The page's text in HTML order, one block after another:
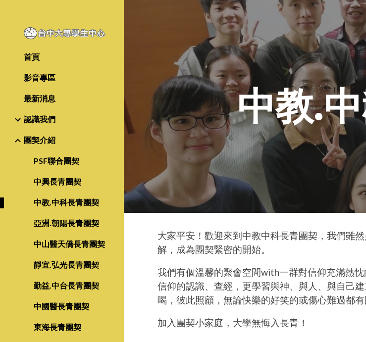
Skip to main content
首頁
影音專區
最新消息
認識我們
團契介紹
PSF聯合團契
中興長青團契
中教.中科長青團契
亞洲.朝陽長青團契
中山醫天僑長青團契
靜宜.弘光長青團契
勤益.中台長青團契
中國醫長青團契
東海長青團契
中教.
大家平安！歡迎來到中教中科長青團契，我們雖
解，成為團契緊密的開始。
我們有個溫馨的聚會空間with一群對信仰充滿熱
信仰的認識、查經，更學習與神、與人、與自己
喝，彼此照顧，無論快樂的好笑的或傷心難過都
加入團契小家庭，大學無悔入長青！